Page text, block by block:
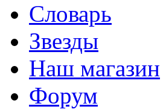
Словарь
Звезды
Наш магазин
Форум